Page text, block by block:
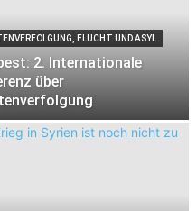
FLUCHT UND ASYL
2. Internationale
über